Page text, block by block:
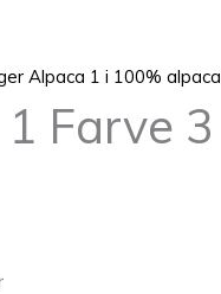
Alpaca 1 i 100% alpaca
Farve 3